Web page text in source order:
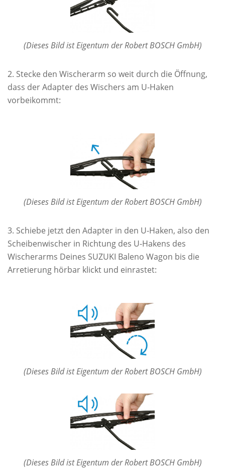
(Dieses Bild ist Eigentum der Robert BOSCH GmbH)
Stecke den Wischerarm so weit durch die Öffnung,
dass der Adapter des Wischers am U-Haken
vorbeikommt:
(Dieses Bild ist Eigentum der Robert BOSCH GmbH)
Schiebe jetzt den Adapter in den U-Haken, also den
Scheibenwischer in Richtung des U-Hakens des
Wischerarms Deines SUZUKI Baleno Wagon bis die
Arretierung hörbar klickt und einrastet:
(Dieses Bild ist Eigentum der Robert BOSCH GmbH)
(Dieses Bild ist Eigentum der Robert BOSCH GmbH)